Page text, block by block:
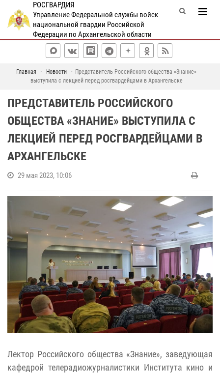
РОСГВАРДИЯ
Управление Федеральной службы войск
национальной гвардии Российской
Федерации по Архангельской области
Главная Новости
Представитель Российского общества «Знание»
выступила с лекцией перед росгвардейцами в Архангельске
ПРЕДСТАВИТЕЛЬ РОССИЙСКОГО
ОБЩЕСТВА «ЗНАНИЕ» ВЫСТУПИЛА С
ЛЕКЦИЕЙ ПЕРЕД РОСГВАРДЕЙЦАМИ В
АРХАНГЕЛЬСКЕ
29 мая 2023, 10:06
Лектор Российского общества «Знание», заведующая
кафедрой телерадиожурналистики Института кино и